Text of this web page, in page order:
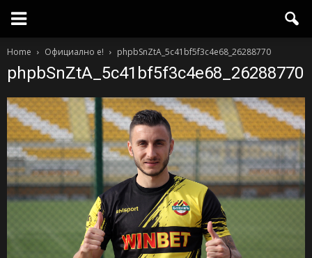
Home Официално е! phpbSnZtA_5c41bf5f3c4e68_26288770
phpbSnZtA_5c41bf5f3c4e68_26288770